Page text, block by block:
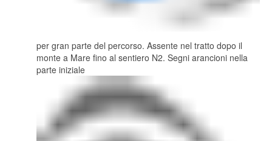
per gran parte del percorso. Assente nel tratto dopo il
monte a Mare fino al sentiero N2. Segni arancioni nella
parte iniziale